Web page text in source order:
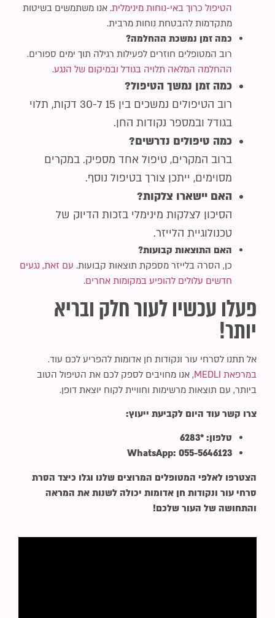
הטיפול כרוך באי-נוחות מינימלית. אנו משתמשים בשיטות
מתקדמות להבטחת נוחות מרבית.
כמה זמן נמשכת ההחלמה?
רוב המטופלים חוזרים לפעילות רגילה תוך ימים ספורים.
ההחלמה המלאה תלויה בגודל ובמיקום של הנגע.
כמה זמן נמשך הטיפול?
רוב הטיפולים נמשכים בין 15 ל-30 דקות, תלוי
בגודל ובמספר נקודות החן.
כמה טיפולים נדרשים?
ברוב המקרים, טיפול אחד מספיק. במקרים
מסוימים, ייתכן צורך בטיפול נוסף.
האם יישארו צלקות?
הסיכון לצלקות מינימלי בזכות הדיוק של
טכנולוגיית הלייזר.
האם התוצאות קבועות?
כן, הסרה בלייזר מספקת תוצאות קבועות. עם זאת, נגעים
חדשים עלולים להופיע במקומות אחרים.
פעלו עכשיו לעור חלק ובריא
יותר!
אל תתנו לסרחי עור ונקודות חן אדומות להפריע לכם עוד.
במרפאת MEDLI
, אנו מחויבים לספק לכם את הטיפול הטוב
ביותר, עם תוצאות מרשימות וחוויית לקוח יוצאת דופן.
צרו קשר עוד היום לקביעת ייעוץ:
טלפון: *6283
WhatsApp: 055-5646123
הצטרפו לאלפי המטופלים המרוצים שלנו וגלו כיצד הסרת
סרחי עור ונקודות חן אדומות יכולה לשנות את המראה
והתחושה של העור שלכם!